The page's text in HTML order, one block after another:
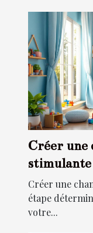
Créer une
stimulante
Créer une
étape
votre...